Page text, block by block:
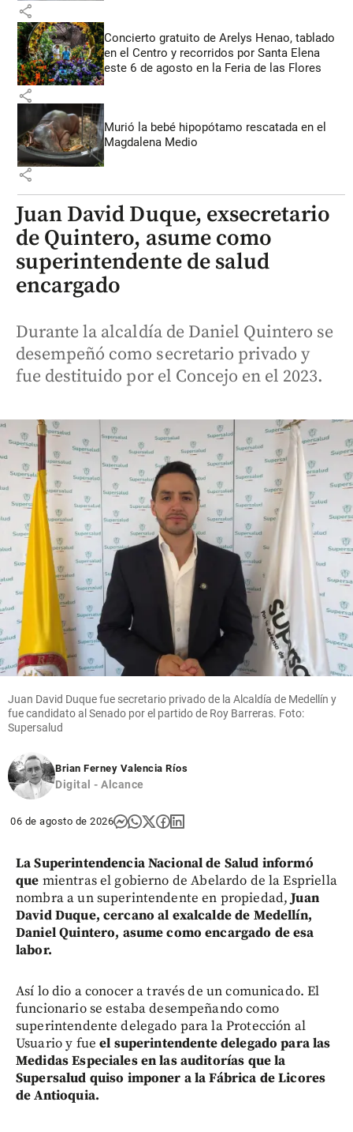
share
Concierto gratuito de Arelys Henao, tablado
en el Centro y recorridos por Santa Elena
este 6 de agosto en la Feria de las Flores
share
Murió la bebé hipopótamo rescatada en el
Magdalena Medio
share
Juan David Duque, exsecretario
de Quintero, asume como
superintendente de salud
encargado
Durante la alcaldía de Daniel Quintero se
desempeñó como secretario privado y
fue destituido por el Concejo en el 2023.
Juan David Duque fue secretario privado de la Alcaldía de Medellín y
fue candidato al Senado por el partido de Roy Barreras. Foto:
Supersalud
Brian Ferney Valencia Ríos
Digital - Alcance
06 de agosto de 2026
La Superintendencia Nacional de Salud informó
que mientras el gobierno de Abelardo de la Espriella
nombra a un superintendente en propiedad,Juan
David Duque, cercano al exalcalde de Medellín,
Daniel Quintero, asume como encargado de esa
labor.
Así lo dio a conocer a través de un comunicado. El
funcionario se estaba desempeñando como
superintendente delegado para la Protección al
Usuario y fueel superintendente delegado para las
Medidas Especiales en las auditorías que la
Supersalud quiso imponer a la Fábrica de Licores
de Antioquia.